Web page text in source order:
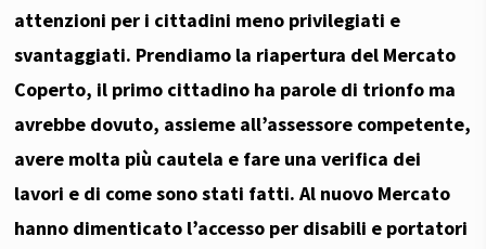
attenzioni per i cittadini meno privilegiati e
svantaggiati. Prendiamo la riapertura del Mercato
Coperto, il primo cittadino ha parole di trionfo ma
avrebbe dovuto, assieme all’assessore competente,
avere molta più cautela e fare una verifica dei
lavori e di come sono stati fatti. Al nuovo Mercato
hanno dimenticato l’accesso per disabili e portatori